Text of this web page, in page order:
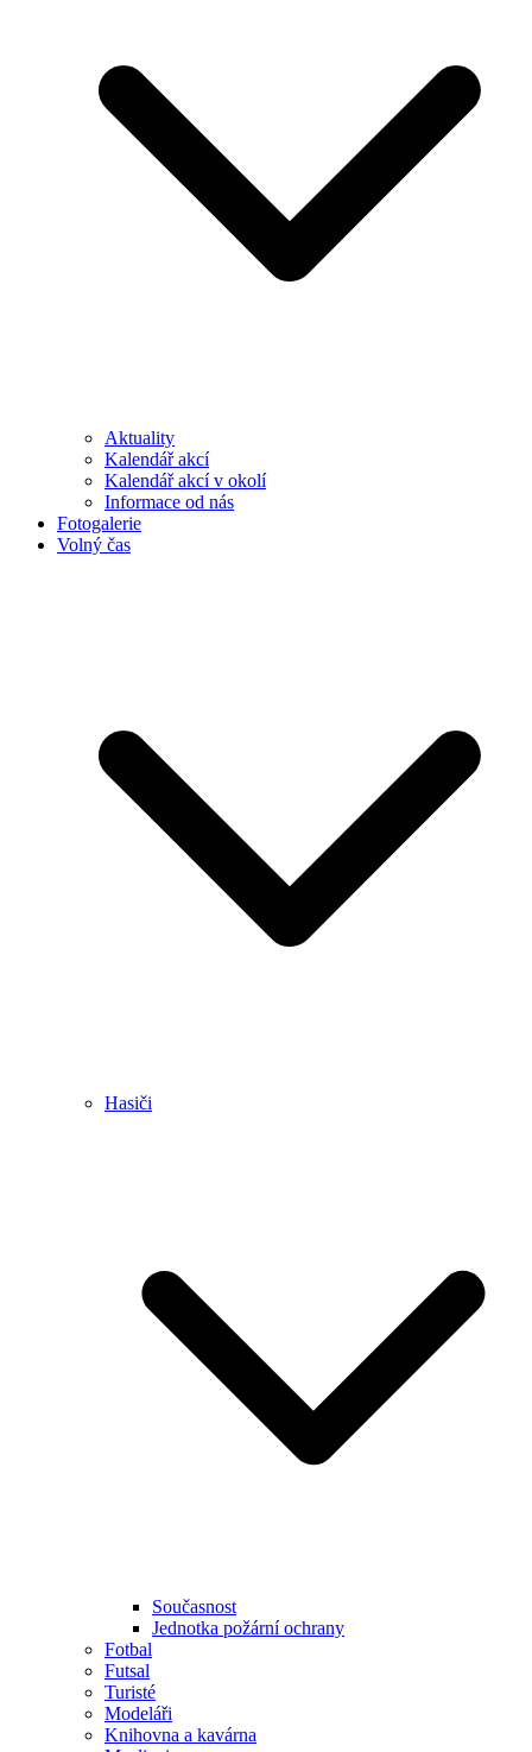
Aktuality
Kalendář akcí
Kalendář akcí v okolí
Informace od nás
Fotogalerie
Volný čas
Hasiči
Současnost
Jednotka požární ochrany
Fotbal
Futsal
Turisté
Modeláři
Knihovna a kavárna